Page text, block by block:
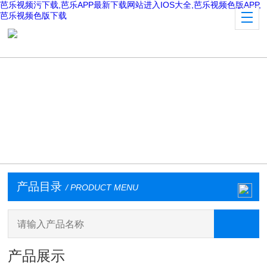
芭乐视频污下载,芭乐APP最新下载网站进入IOS大全,芭乐视频色版APP,
芭乐视频色版下载
产品目录 / PRODUCT MENU
产品展示